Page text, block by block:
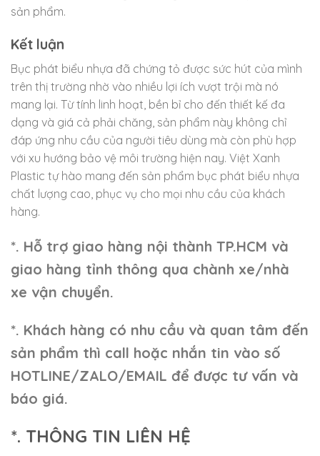
sản phẩm.
Kết luận
Bục phát biểu nhựa đã chứng tỏ được sức hút của mình
trên thị trường nhờ vào nhiều lợi ích vượt trội mà nó
mang lại. Từ tính linh hoạt, bền bỉ cho đến thiết kế đa
dạng và giá cả phải chăng, sản phẩm này không chỉ
đáp ứng nhu cầu của người tiêu dùng mà còn phù hợp
với xu hướng bảo vệ môi trường hiện nay. Việt Xanh
Plastic tự hào mang đến sản phẩm bục phát biểu nhựa
chất lượng cao, phục vụ cho mọi nhu cầu của khách
hàng.
*. Hỗ trợ giao hàng nội thành TP.HCM và
giao hàng tỉnh thông qua chành xe/nhà
xe vận chuyển.
*. Khách hàng có nhu cầu và quan tâm đến
sản phẩm thì call hoặc nhắn tin vào số
HOTLINE/ZALO/EMAIL để được tư vấn và
báo giá.
*. THÔNG TIN LIÊN HỆ